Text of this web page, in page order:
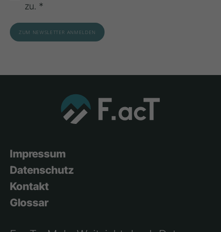
zu. *
Impressum
Datenschutz
Kontakt
Glossar